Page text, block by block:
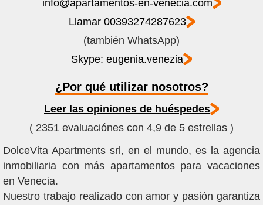
info@apartamentos-en-venecia.com
Llamar 00393274287623
(también WhatsApp)
Skype: eugenia.venezia
¿Por qué utilizar nosotros?
Leer las opiniones de huéspedes
( 2351 evaluaciónes con 4,9 de 5 estrellas )
DolceVita Apartments srl, en el mundo, es la agencia
inmobiliaria con más apartamentos para vacaciones
en Venecia.
Nuestro trabajo realizado con amor y pasión garantiza